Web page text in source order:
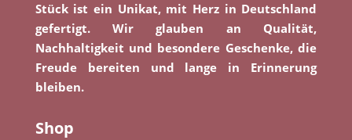
Stück ist ein Unikat, mit Herz in Deutschland
gefertigt. Wir glauben an Qualität,
Nachhaltigkeit und besondere Geschenke, die
Freude bereiten und lange in Erinnerung
bleiben.
Shop